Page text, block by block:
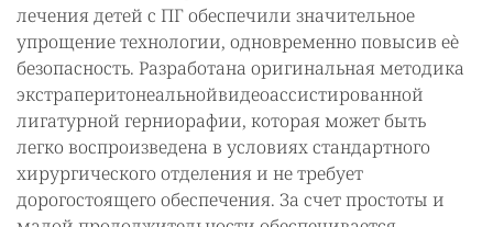
лечения детей с ПГ обеспечили значительное
упрощение технологии, одновременно повысив еѐ
безопасность. Разработана оригинальная методика
экстраперитонеальнойвидеоассистированной
лигатурной герниорафии, которая может быть
легко воспроизведена в условиях стандартного
хирургического отделения и не требует
дорогостоящего обеспечения. За счет простоты и